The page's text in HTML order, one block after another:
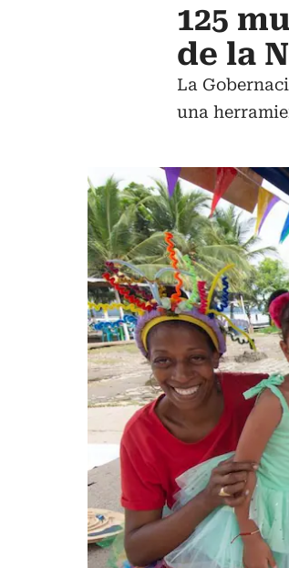
125
de la
La
una